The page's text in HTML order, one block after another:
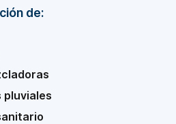
de:
pluviales